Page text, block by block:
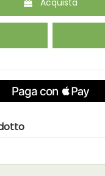
Acquista